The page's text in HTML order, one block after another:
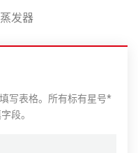
发器
写表格。所有标有星号*
段。